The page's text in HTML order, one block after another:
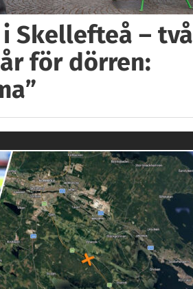
Skellefteå – två
för dörren: